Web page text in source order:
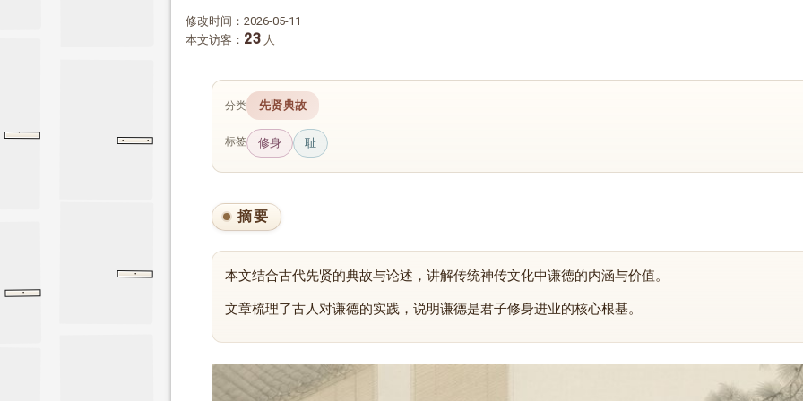
典
·
方孝孺
·
·
大禹谟
·
修改时间：2026-05-11
本文访客： 23 人
分类 先贤典故
标签 修身 耻
摘要
本文结合古代先贤的典故与论述，讲解传统神传文化中谦德的内涵与价值。
文章梳理了古人对谦德的实践，说明谦德是君子修身进业的核心根基。